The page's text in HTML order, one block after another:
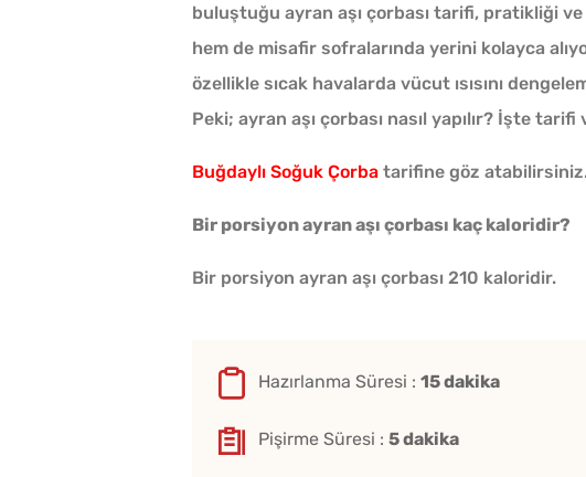
buluştuğu ayran aşı çorbası tarifi, pratikliği
hem de misafir sofralarında yerini kolayca
özellikle sıcak havalarda vücut ısısını
Peki; ayran aşı çorbası nasıl yapılır? İşte tarifi
Buğdaylı Soğuk Çorba tarifine göz
Bir porsiyon ayran aşı çorbası kaç kaloridir?
Bir porsiyon ayran aşı çorbası 210 kaloridir.
Hazırlanma Süresi : 15 dakika
Pişirme Süresi : 5 dakika
Tarhana Hamuru Kaç Gün
Mayalandırılır?
Nasıl Saklanır?
Evde Elma Sirkesi